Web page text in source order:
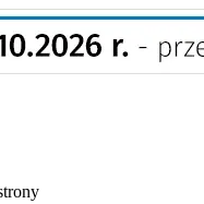
się w nowej karcie